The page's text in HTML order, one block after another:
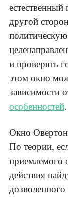
другой
и проверять
этом окно
зависимости
особенностей.
Окно
По теории,
приемлемого
действия